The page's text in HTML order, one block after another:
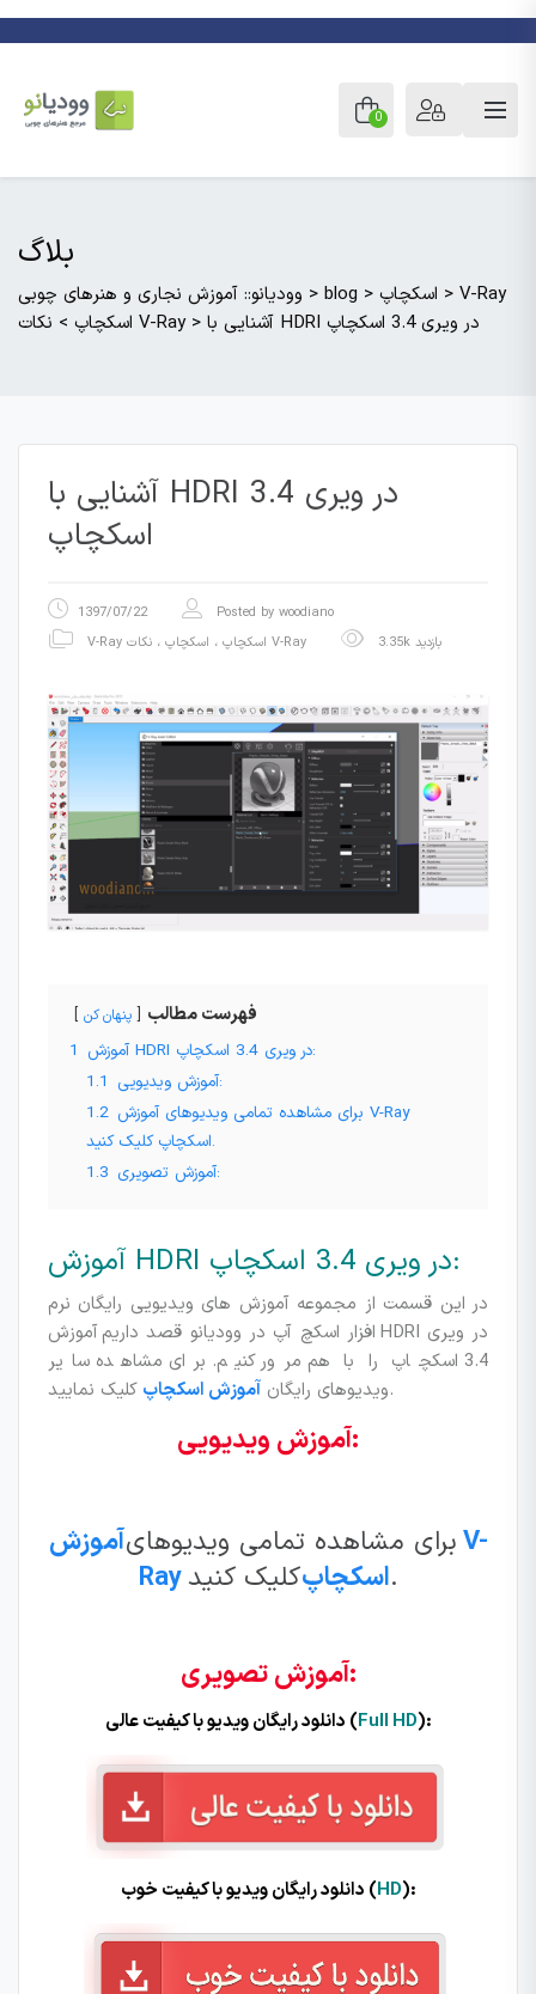
0
بلاگ
وودیانو:: آموزش نجاری و هنرهای چوبی > blog > اسکچاپ > V-Ray
اسکچاپ > نکات V-Ray> آشنایی با HDRI در ویری 3.4 اسکچاپ
آشنایی با HDRI در ویری 3.4
اسکچاپ
1397/07/22 Posted by woodiano
V-Ray اسکچاپ ، اسکچاپ ، نکات V-Ray 3.35k بازدید
فهرست مطالب پنهان کن
1
آموزش HDRI در ویری 3.4 اسکچاپ:
1.1
آموزش ویدیویی:
1.2 برای مشاهده تمامی ویدیوهای آموزش V-Ray
اسکچاپ کلیک کنید.
1.3
آموزش تصویری:
آموزش HDRI در ویری 3.4 اسکچاپ:
در این قسمت از مجموعه آموزش های ویدیویی رایگان نرم
افزار اسکچ آپ در وودیانو قصد داریم آموزش HDRI در ویری
3.4 اسکچاپ را با هم مرور کنیم. برای مشاهده سایر
ویدیوهای رایگان آموزش اسکچاپ کلیک نمایید.
آموزش ویدیویی:
برای مشاهده تمامی ویدیوهایآموزش V-
Ray اسکچاپکلیک کنید.
آموزش تصویری:
دانلود رایگان ویدیو با کیفیت عالی (Full HD):
دانلود رایگان ویدیو با کیفیت خوب (HD):